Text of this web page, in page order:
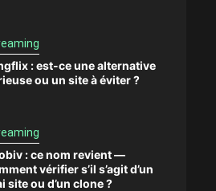
: est-ce une alternative
ou un site à éviter ?
: ce nom revient —
vérifier s’il s’agit d’un
site ou d’un clone ?